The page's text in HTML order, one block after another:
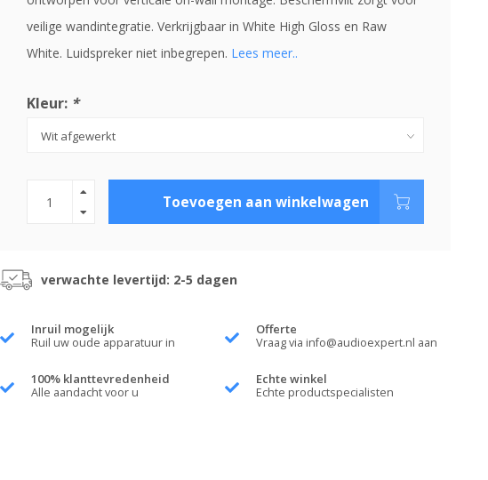
veilige wandintegratie. Verkrijgbaar in White High Gloss en Raw
White. Luidspreker niet inbegrepen. Lees meer..
Kleur: *
Toevoegen aan winkelwagen
verwachte levertijd: 2-5 dagen
Inruil mogelijk
Ruil uw oude apparatuur in
Offerte
Vraag via info@audioexpert.nl aan
100% klanttevredenheid
Alle aandacht voor u
Echte winkel
Echte productspecialisten